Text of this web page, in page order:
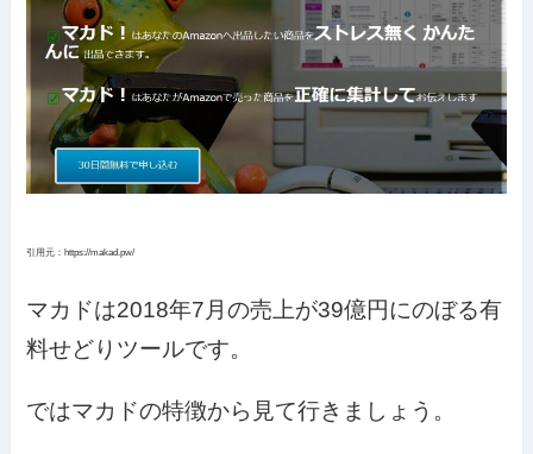
引用元：https://makad.pw/
マカドは2018年7月の売上が39億円にのぼる有
料せどりツールです。
ではマカドの特徴から見て行きましょう。